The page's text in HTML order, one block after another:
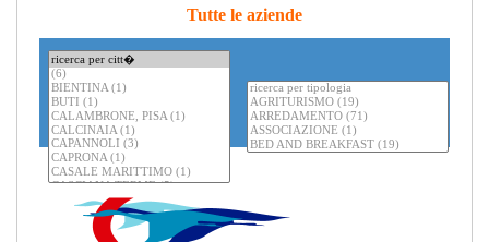
Tutte le aziende